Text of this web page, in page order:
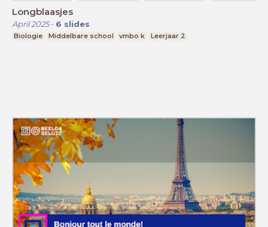
Longblaasjes
April 2025- 6 slides
Biologie Middelbare school vmbo k Leerjaar 2